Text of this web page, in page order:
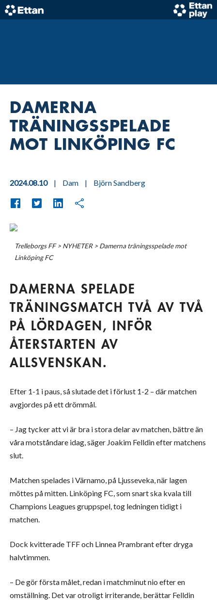
DAMERNA
TRÄNINGSSPELADE
MOT LINKÖPING FC
2024.08.10 | Dam | Björn Sandberg
Trelleborgs FF> NYHETER> Damerna träningsspelade mot
Linköping FC
DAMERNA SPELADE
TRÄNINGSMATCH TVÅ AV TVÅ
PÅ LÖRDAGEN, INFÖR
ÅTERSTARTEN AV
ALLSVENSKAN.
Efter 1-1 i paus, så slutade det i förlust 1-2 – där matchen
avgjordes på ett drömmål.
– Jag tycker att vi är bra i stora delar av matchen, bättre än
våra motståndare idag, säger Joakim Felldin efter matchens
slut.
Matchen spelades i Värnamo, på Ljusseveka, när lagen
möttes på mitten. Linköping FC, som snart ska kvala till
Champions Leagues gruppspel, tog ledningen tidigt i
matchen.
Dock kvitterade TFF och Linnea Prambrant efter dryga
halvtimmen.
– De gör första målet, redan i matchminut nio efter en
omställning. Det var otroligt irriterande, berättar Felldin